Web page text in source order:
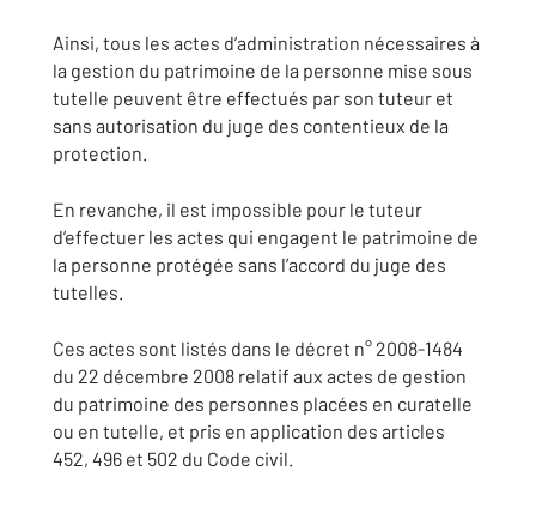
Ainsi, tous les actes d’administration nécessaires à
la gestion du patrimoine de la personne mise sous
tutelle peuvent être effectués par son tuteur et
sans autorisation du juge des contentieux de la
protection.
En revanche, il est impossible pour le tuteur
d’effectuer les actes qui engagent le patrimoine de
la personne protégée sans l’accord du juge des
tutelles.
Ces actes sont listés dans le décret n° 2008-1484
du 22 décembre 2008 relatif aux actes de gestion
du patrimoine des personnes placées en curatelle
ou en tutelle, et pris en application des articles
452, 496 et 502 du Code civil.